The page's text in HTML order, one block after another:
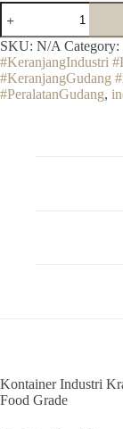
KONTAINER
INDUSTRI
KRAT
ROTI
SAYUR
YTH
285
SKU: N/A Category:
#KeranjangIndustri
#KeranjangGudang
#PeralatanGudang,
Kontainer Industri
Food Grade